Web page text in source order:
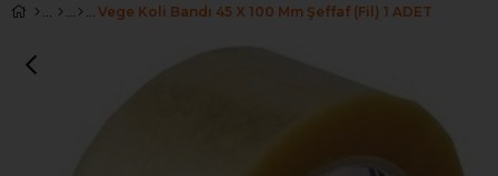
Vege Koli Bandı 45 X 100 Mm Şeffaf (Fil) 1 ADET